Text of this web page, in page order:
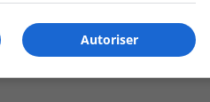
Autoriser